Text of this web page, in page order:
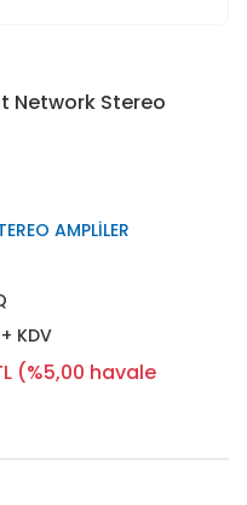
Network Stereo
AMPLİLER
KDV
(%5,00 havale